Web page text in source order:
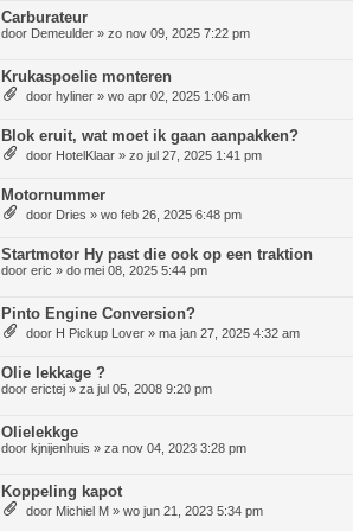
Carburateur
door Demeulder » zo nov 09, 2025 7:22 pm
Krukaspoelie monteren
door hyliner » wo apr 02, 2025 1:06 am
Blok eruit, wat moet ik gaan aanpakken?
door HotelKlaar » zo jul 27, 2025 1:41 pm
Motornummer
door Dries » wo feb 26, 2025 6:48 pm
Startmotor Hy past die ook op een traktion
door eric » do mei 08, 2025 5:44 pm
Pinto Engine Conversion?
door H Pickup Lover » ma jan 27, 2025 4:32 am
Olie lekkage ?
door erictej » za jul 05, 2008 9:20 pm
Olielekkge
door kjnijenhuis » za nov 04, 2023 3:28 pm
Koppeling kapot
door Michiel M » wo jun 21, 2023 5:34 pm